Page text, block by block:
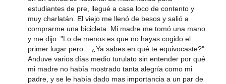
estudiantes de pre, llegué a casa loco de contento y
muy charlatán. El viejo me llenó de besos y salió a
comprarme una bicicleta. Mi madre me tomó una mano
y me dijo: "Lo de menos es que no hayas cogido el
primer lugar pero... ¿Ya sabes en qué te equivocaste?"
Anduve varios días medio turulato sin entender por qué
mi madre no había mostrado tanta alegría como mi
padre, y se le había dado mas importancia a un par de